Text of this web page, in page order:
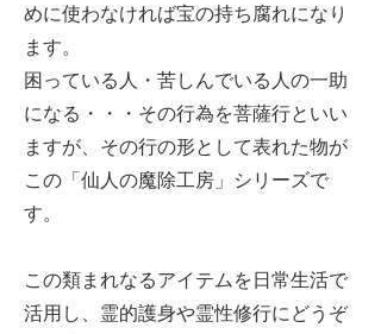
めに使わなければ宝の持ち腐れになり
ます。
困っている人・苦しんでいる人の一助
になる・・・その行為を菩薩行といい
ますが、その行の形として表れた物が
この「仙人の魔除工房」シリーズで
す。
この類まれなるアイテムを日常生活で
活用し、霊的護身や霊性修行にどうぞ